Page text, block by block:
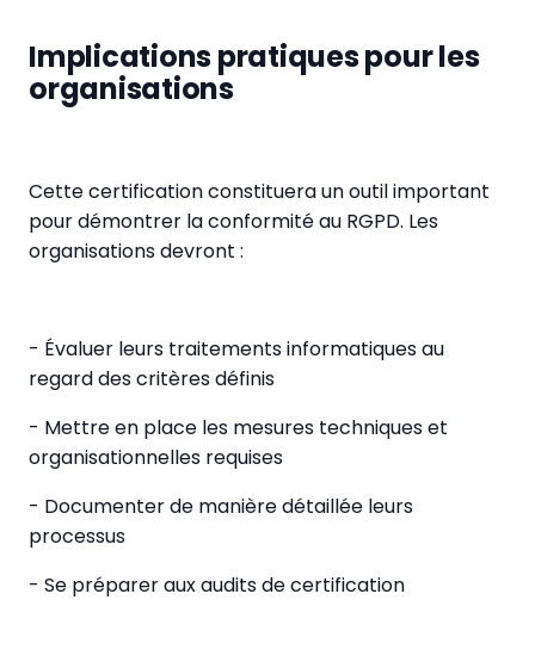
Implications pratiques pour les
organisations
Cette certification constituera un outil important
pour démontrer la conformité au RGPD. Les
organisations devront :
- Évaluer leurs traitements informatiques au
regard des critères définis
- Mettre en place les mesures techniques et
organisationnelles requises
- Documenter de manière détaillée leurs
processus
- Se préparer aux audits de certification